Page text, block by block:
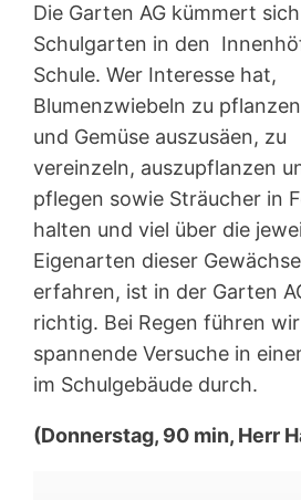
Die Garten AG kümmert
Schulgarten in den
Schule. Wer Interesse hat,
Blumenzwiebeln zu
und Gemüse auszusäen, zu
vereinzeln, auszupflanzen
pflegen sowie Sträucher in
halten und viel über die
Eigenarten dieser
erfahren, ist in der Garten
richtig. Bei Regen führen wir
spannende Versuche in
im Schulgebäude durch.
(Donnerstag, 90 min, Herr